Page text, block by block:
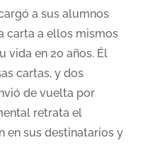
a sus alumnos
carta a ellos mismos
vida en 20 años. Él
cartas, y dos
de vuelta por
retrata el
en sus destinatarios y